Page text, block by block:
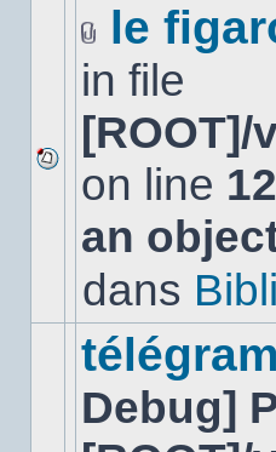
Aucun
nouveau
message
non-
dans
joint(s)
le
in file
on line
an
dans
Debug]